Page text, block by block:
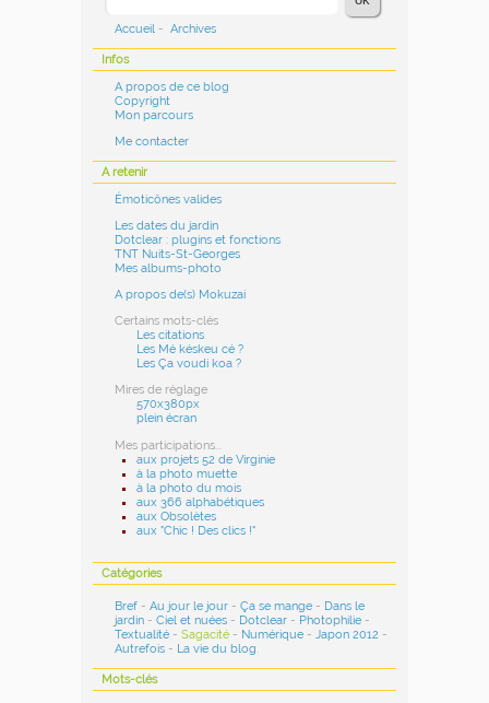
Accueil - Archives
Infos
A propos de ce blog
Copyright
Mon parcours
Me contacter
A retenir
Émoticônes valides
Les dates du jardin
Dotclear : plugins et fonctions
TNT Nuits-St-Georges
Mes albums-photo
A propos de(s) Mokuzai
Certains mots-clés
Les citations
Les Mé késkeu cé ?
Les Ça voudi koa ?
Mires de réglage
570x380px
plein écran
Mes participations...
aux projets 52 de Virginie
à la photo muette
à la photo du mois
aux 366 alphabétiques
aux Obsolètes
aux "Chic ! Des clics !"
Catégories
Bref -Au jour le jour -Ça se mange - Dans le
jardin -Ciel et nuées - Dotclear - Photophilie -
Textualité -Sagacité - Numérique -Japon 2012 -
Autrefois - La vie du blog.
Mots-clés